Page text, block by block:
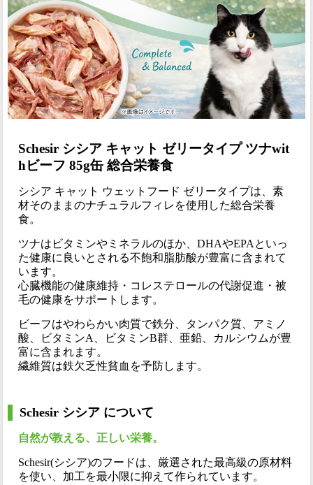
Schesir シシア キャット ゼリータイプ ツナwit
hビーフ 85g缶 総合栄養食
シシア キャット ウェットフード ゼリータイプは、素
材そのままのナチュラルフィレを使用した総合栄養
食。
ツナはビタミンやミネラルのほか、DHAやEPAといっ
た健康に良いとされる不飽和脂肪酸が豊富に含まれて
います。
心臓機能の健康維持・コレステロールの代謝促進・被
毛の健康をサポートします。
ビーフはやわらかい肉質で鉄分、タンパク質、アミノ
酸、ビタミンA、ビタミンB群、亜鉛、カルシウムが豊
富に含まれます。
繊維質は鉄欠乏性貧血を予防します。
Schesir シシア について
自然が教える、正しい栄養。
Schesir(シシア)のフードは、厳選された最高級の原材料
を使い、加工を最小限に抑えて作られています。